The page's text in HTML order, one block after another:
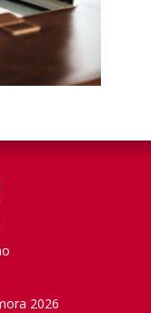
2026